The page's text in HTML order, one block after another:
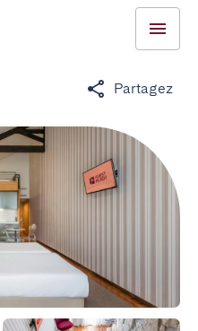
Partagez